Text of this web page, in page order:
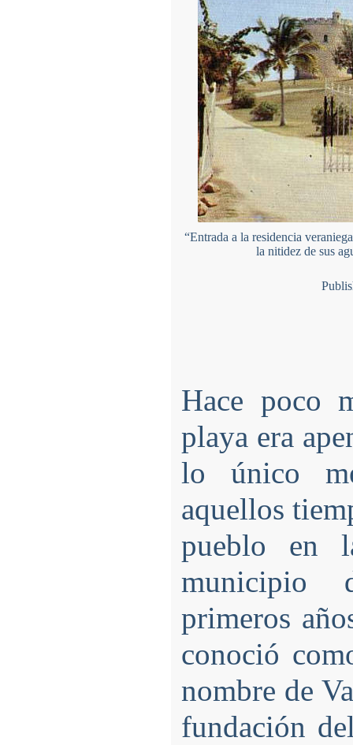
“Entrada a la residencia
la nitidez de sus
Hace poco
playa era
lo único
aquellos
pueblo en
municipio
primeros
conoció
nombre de
fundación